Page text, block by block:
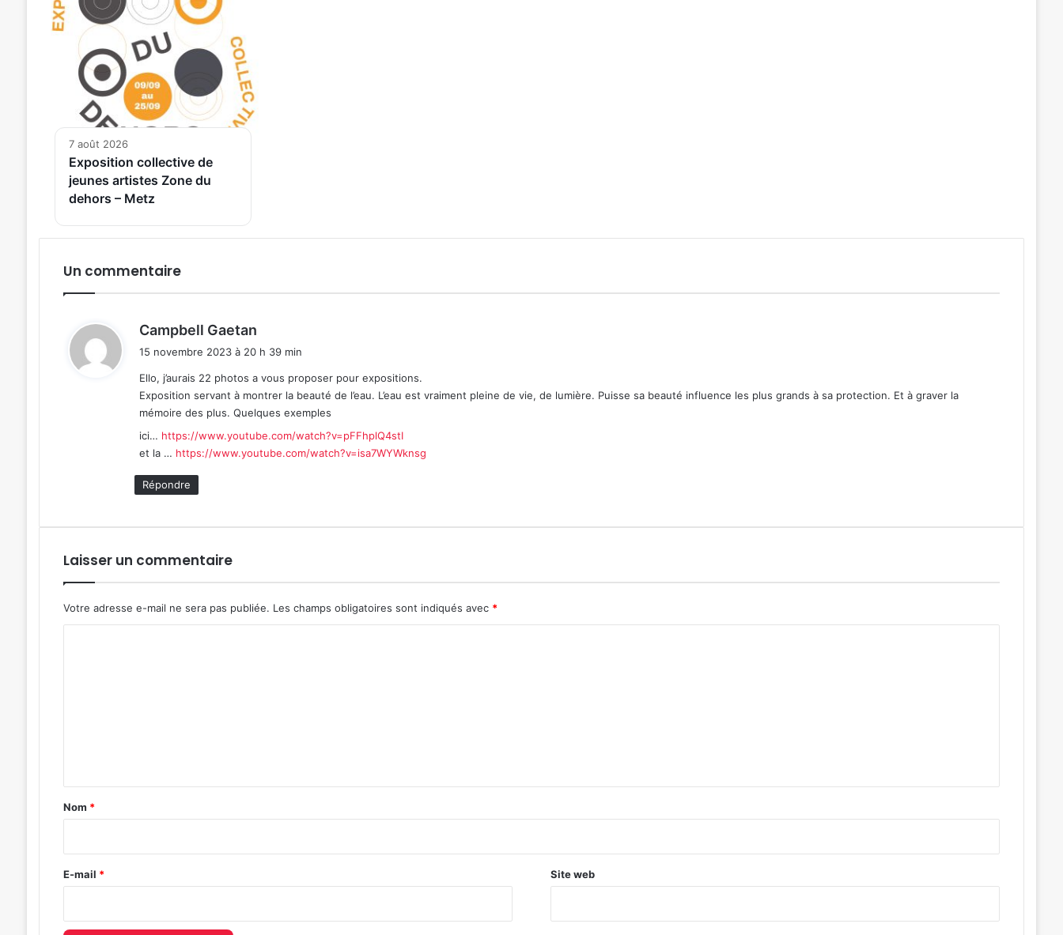
7 août 2026
Exposition collective de
jeunes artistes Zone du
dehors – Metz
Un commentaire
Campbell Gaetan
:
15 novembre 2023 à 20 h 39 min
Ello, j’aurais 22 photos a vous proposer pour expositions.
Exposition servant à montrer la beauté de l’eau. L’eau est vraiment pleine de vie, de lumière. Puisse sa beauté influence les plus grands à sa protection. Et à graver la
mémoire des plus. Quelques exemples
ici… https://www.youtube.com/watch?v=pFFhplQ4stI
et la … https://www.youtube.com/watch?v=isa7WYWknsg
Répondre
Laisser un commentaire
Votre adresse e-mail ne sera pas publiée. Les champs obligatoires sont indiqués avec *
a
e
Nom *
E-mail * Site web